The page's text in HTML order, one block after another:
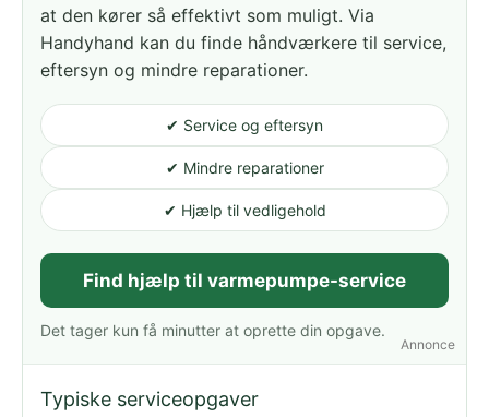
Annonce
at den kører så effektivt som muligt. Via
Handyhand kan du finde håndværkere til service,
eftersyn og mindre reparationer.
✔ Service og eftersyn
✔ Mindre reparationer
✔ Hjælp til vedligehold
Find hjælp til varmepumpe-service
Det tager kun få minutter at oprette din opgave.
Typiske serviceopgaver